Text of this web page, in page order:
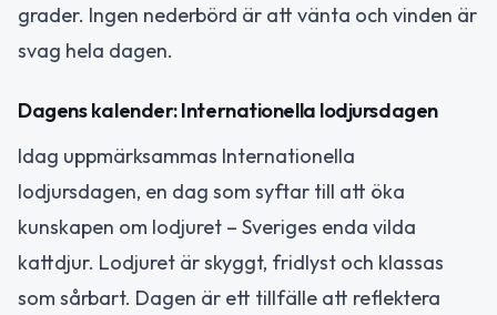
grader. Ingen nederbörd är att vänta och vinden är
svag hela dagen.
Dagens kalender: Internationella lodjursdagen
Idag uppmärksammas Internationella
lodjursdagen, en dag som syftar till att öka
kunskapen om lodjuret – Sveriges enda vilda
kattdjur. Lodjuret är skyggt, fridlyst och klassas
som sårbart. Dagen är ett tillfälle att reflektera